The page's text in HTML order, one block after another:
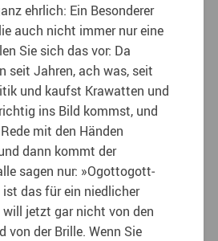
ehrlich: Ein Besonderer
auch nicht immer nur eine
Sie sich das vor: Da
seit Jahren, ach was, seit
und kaufst Krawatten und
ins Bild kommst, und
mit den Händen
dann kommt der
sagen nur: »Ogottogott­
das für ein niedlicher
will jetzt gar nicht von den
von der Brille. Wenn Sie